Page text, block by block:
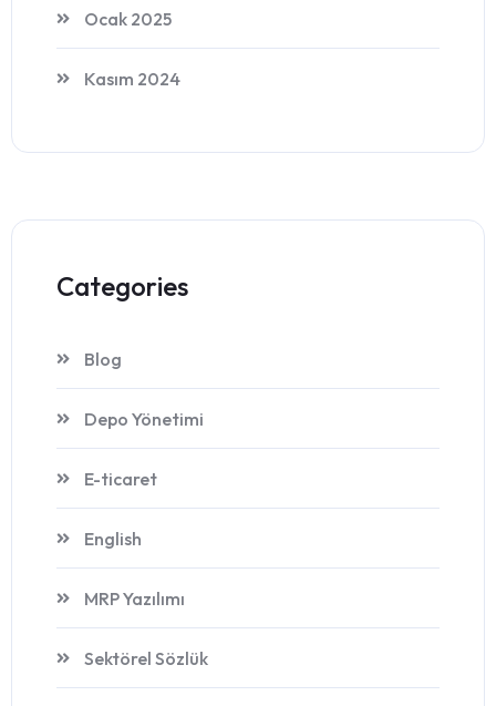
Ocak 2025
Kasım 2024
Categories
Blog
Depo Yönetimi
E-ticaret
English
MRP Yazılımı
Sektörel Sözlük